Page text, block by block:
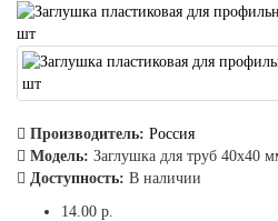
Производитель: Россия
Модель: Заглушка для труб 40x40
Доступность: В наличии
14.00 р.